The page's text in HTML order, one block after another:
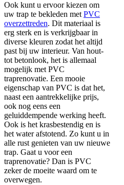
Ook kunt u ervoor kiezen om
uw trap te bekleden met PVC
overzettreden. Dit materiaal is
erg sterk en is verkrijgbaar in
diverse kleuren zodat het altijd
past bij uw interieur. Van hout-
tot betonlook, het is allemaal
mogelijk met PVC
traprenovatie. Een mooie
eigenschap van PVC is dat het,
naast een aantrekkelijke prijs,
ook nog eens een
geluiddempende werking heeft.
Ook is het krasbestendig en is
het water afstotend. Zo kunt u in
alle rust genieten van uw nieuwe
trap. Gaat u voor een
traprenovatie? Dan is PVC
zeker de moeite waard om te
overwegen.